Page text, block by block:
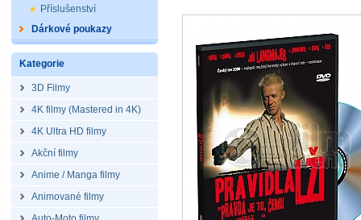
Příslušenství
Dárkové poukazy
Kategorie
3D Filmy
4K filmy (Mastered in 4K)
4K Ultra HD filmy
Akční filmy
Anime / Manga filmy
Animované filmy